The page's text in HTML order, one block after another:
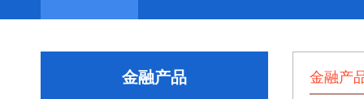
金融产品 金融产